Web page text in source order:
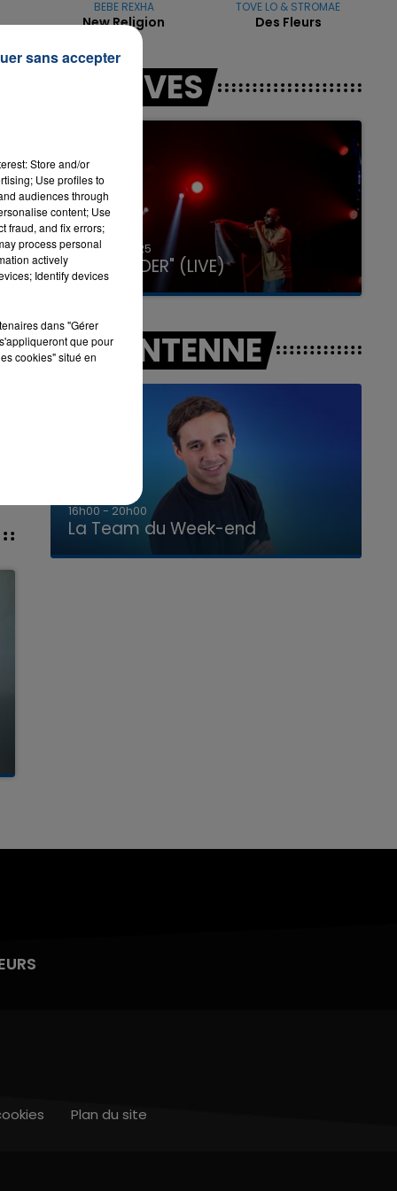
16h00 - 20h00
LA TEAM DU WEEK-END
BEBE REXHA
New Religion
TOVE LO & STROMAE
Des Fleurs
LES LIVES
31 janvier 2025
GIMS "SPIDER" (LIVE)
A L'ANTENNE
7h00 - 12h00
La Team du Week-end
Plan du site
Store and/or
Use profiles to
audiences through
content; Use
fraud, and fix errors;
process personal
actively
Identify devices
dans "Gérer
que pour
cookies" situé en
sans accepter